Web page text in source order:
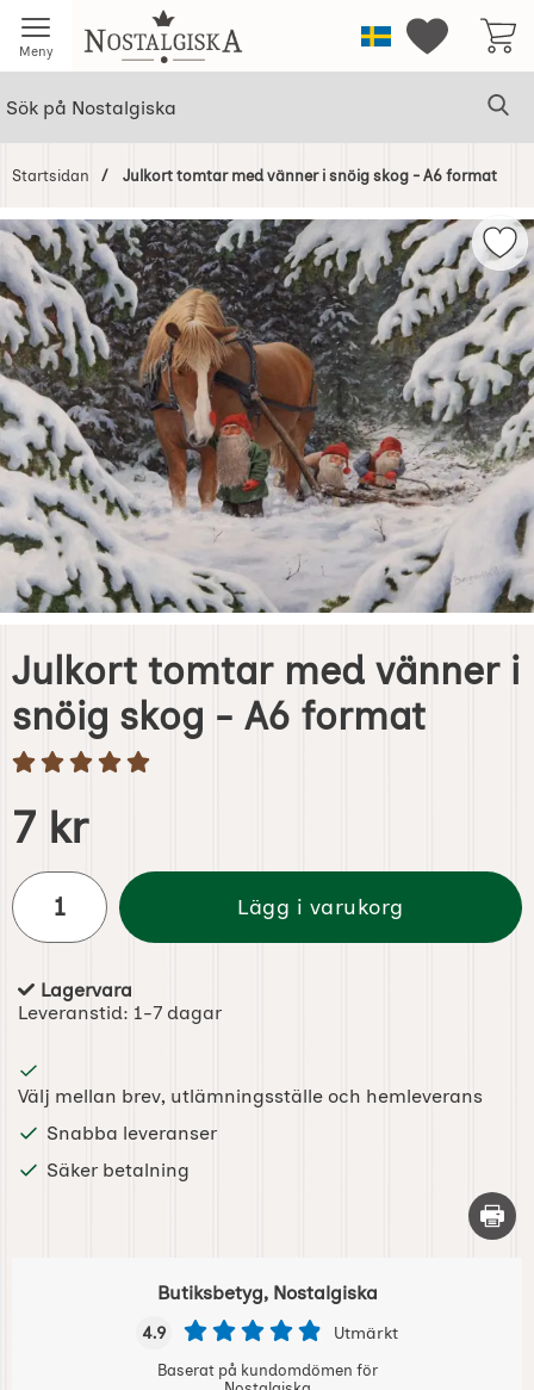
Meny Startsidan för NostalgiskaSverigeMina
Startsidan Julkort tomtar med vänner i snöig skog - A6 format
Hoppa
över
Bilder
Julkort tomtar med vänner i
snöig skog - A6 format
Handla denna produkt Julkort tomtar med vänner i snöig
pris
7 kr
antal
Lägg i varukorg
Tillgänglighet:
Lagervara
Leveranstid: 1-7 dagar
Välj mellan brev, utlämningsställe och hemleverans
Snabba leveranser
Säker betalning
Skriv
Butiksbetyg, Nostalgiska
4.9 Utmärkt
Baserat på kundomdömen för